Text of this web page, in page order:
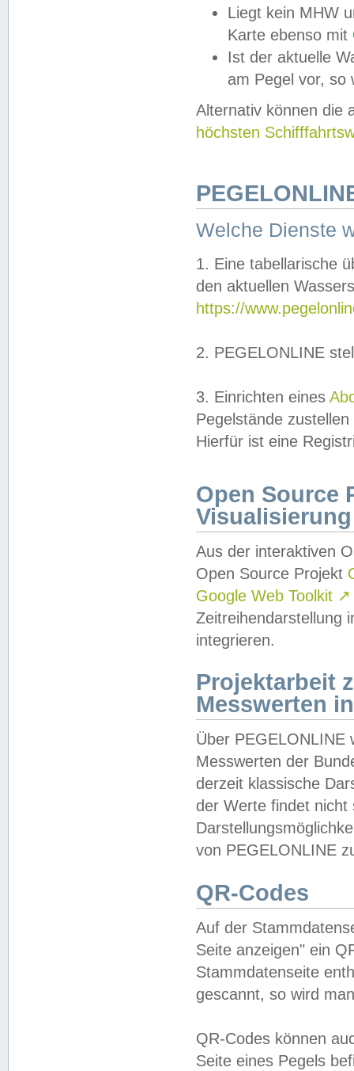
Liegt kein MHW
Karte ebenso mit
Ist der aktuelle
am Pegel vor,
Alternativ können die
höchsten
Welche Dienste
1. Eine tabellarische
den aktuellen
https://
2. PEGELONLINE
3. Einrichten eines
Pegelstände
Hierfür ist eine
Open Source
Visualisierung
Aus der interaktiven
Open Source Projekt
Google Web Toolkit ↗
Zeitreihendarstellung
integrieren.
Projektarbeit
Messwerten
Über PEGELONLINE
Messwerten der
derzeit klassische
der Werte findet
von PEGELONLINE
QR-Codes
Auf der
Seite anzeigen" ein
Stammdatenseite
gescannt, so wird
QR-Codes können
Seite eines Pegels